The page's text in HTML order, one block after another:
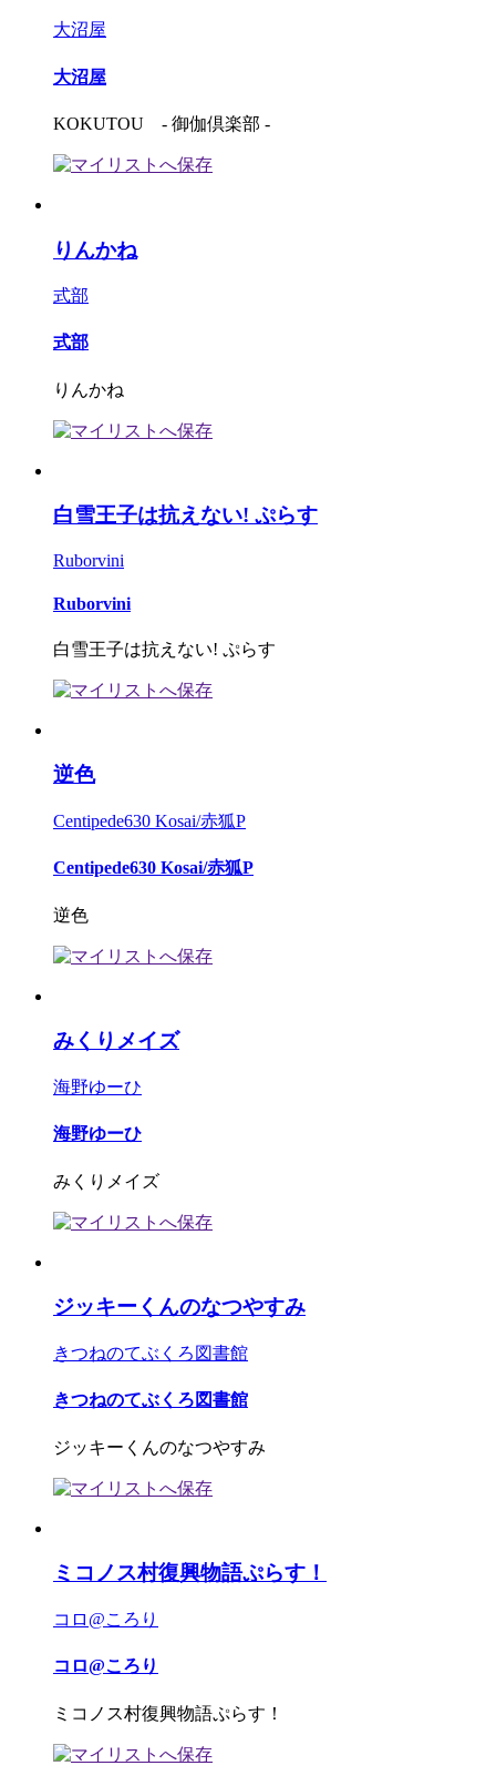
大沼屋
大沼屋
KOKUTOU - 御伽倶楽部 -
りんかね
式部
式部
りんかね
白雪王子は抗えない! ぷらす
Ruborvini
Ruborvini
白雪王子は抗えない! ぷらす
逆色
Centipede630 Kosai/赤狐P
Centipede630 Kosai/赤狐P
逆色
みくりメイズ
海野ゆーひ
海野ゆーひ
みくりメイズ
ジッキーくんのなつやすみ
きつねのてぶくろ図書館
きつねのてぶくろ図書館
ジッキーくんのなつやすみ
ミコノス村復興物語ぷらす！
コロ@ころり
コロ@ころり
ミコノス村復興物語ぷらす！